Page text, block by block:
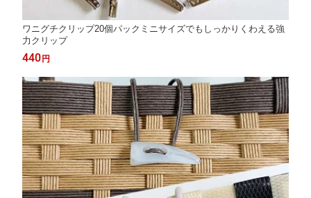
ワニグチクリップ20個パックミニサイズでもしっかりくわえる強
力クリップ
440円